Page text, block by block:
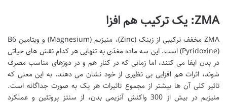
ZMA: یک ترکیب هم افزا
ZMA مخفف ترکیبی از زینک (Zinc)، منیزیم (Magnesium) و ویتامین B6
(Pyridoxine) است. این سه ماده مغذی به تنهایی هر کدام نقش های حیاتی
در بدن ایفا می کنند، اما زمانی که در کنار هم و در دوزهای مناسب مصرف
شوند، اثرات هم افزایی بی نظیری از خود نشان می دهند. به این معنی که
تاثیر کلی آن ها بیشتر از مجموع تاثیرات هر یک به صورت جداگانه است.
منیزیم در بیش از 300 واکنش آنزیمی بدن، از سنتز پروتئین و عملکرد